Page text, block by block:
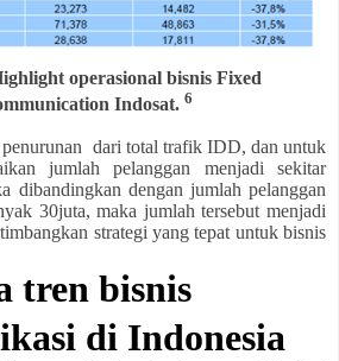
operasional bisnis Fixed
Indosat. 6
penurunan dari total trafik IDD, dan untuk
jumlah pelanggan menjadi sekitar
dibandingkan dengan jumlah pelanggan
30juta, maka jumlah tersebut menjadi
strategi yang tepat untuk bisnis
tren bisnis
di Indonesia